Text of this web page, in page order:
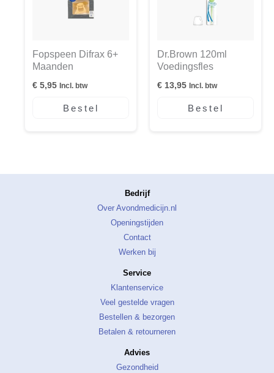
Fopspeen Difrax 6+
Maanden
€ 5,95 Incl. btw
Bestel
Dr.Brown 120ml
Voedingsfles
€ 13,95 Incl. btw
Bestel
Bedrijf
Over Avondmedicijn.nl
Openingstijden
Contact
Werken bij
Service
Klantenservice
Veel gestelde vragen
Bestellen & bezorgen
Betalen & retourneren
Advies
Gezondheid